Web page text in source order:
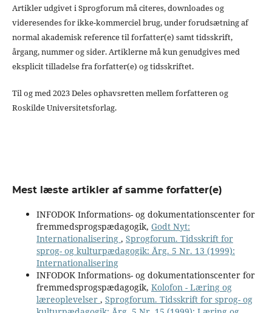
Artikler udgivet i Sprogforum må citeres, downloades og
videresendes for ikke-kommerciel brug, under forudsætning af
normal akademisk reference til forfatter(e) samt tidsskrift,
årgang, nummer og sider. Artiklerne må kun genudgives med
eksplicit tilladelse fra forfatter(e) og tidsskriftet.
Til og med 2023 Deles ophavsretten mellem forfatteren og
Roskilde Universitetsforlag.
Mest læste artikler af samme forfatter(e)
INFODOK Informations- og dokumentationscenter for
fremmedsprogspædagogik, Godt Nyt:
Internationalisering , Sprogforum. Tidsskrift for
sprog- og kulturpædagogik: Årg. 5 Nr. 13 (1999):
Internationalisering
INFODOK Informations- og dokumentationscenter for
fremmedsprogspædagogik, Kolofon - Læring og
læreoplevelser , Sprogforum. Tidsskrift for sprog- og